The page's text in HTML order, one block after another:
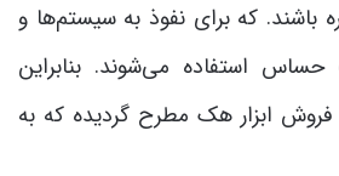
که برای نفوذ به سیستم‌ها و
استفاده می‌شوند. بنابراین
ابزار هک مطرح گردیده که به